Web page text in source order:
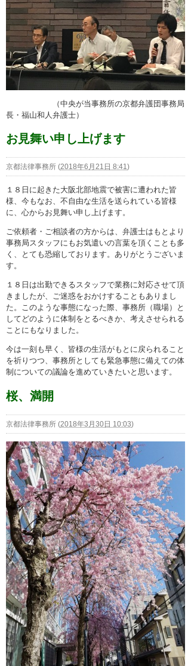
（中央が当事務所の京都弁護団事務局
長・福山和人弁護士）
お見舞い申し上げます
京都法律事務所 (2018年6月21日 8:41)
１８日に起きた大阪北部地震で被害に遭われた皆
様、今もなお、不自由な生活を送られている皆様
に、心からお見舞い申し上げます。
ご依頼者・ご相談者の方からは、弁護士はもとより
事務局スタッフにもお気遣いの言葉を頂くことも多
く、とても恐縮しております。ありがとうございま
す。
１８日は出勤できるスタッフで業務に対応させて頂
きましたが、ご迷惑をおかけすることもありまし
た。このような事態になった際、事務所（職場）と
してどのように体制をとるべきか、考えさせられる
ことにもなりました。
今は一刻も早く、皆様の生活がもとに戻られること
を祈りつつ、事務所としても緊急事態に備えての体
制についての議論を進めていきたいと思います。
桜、満開
京都法律事務所 (2018年3月30日 10:03)